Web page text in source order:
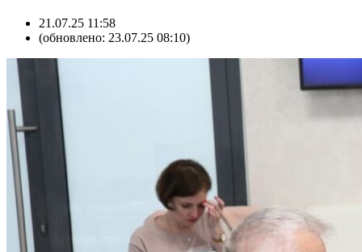
21.07.25 11:58
(обновлено: 23.07.25 08:10)